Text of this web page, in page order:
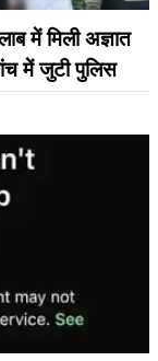
में मिली अज्ञात
में जुटी पुलिस